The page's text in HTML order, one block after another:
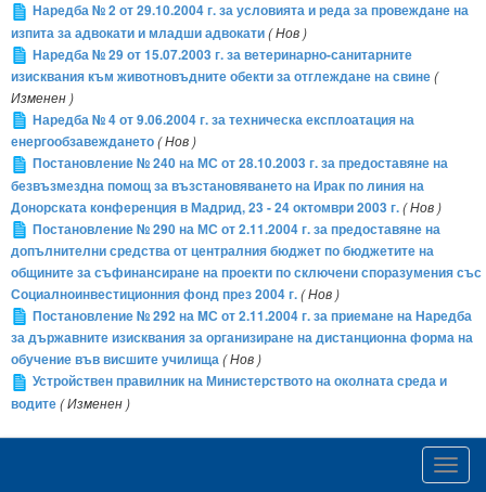
Наредба № 2 от 29.10.2004 г. за условията и реда за провеждане на
изпита за адвокати и младши адвокати( Нов )
Наредба № 29 от 15.07.2003 г. за ветеринарно-санитарните
изисквания към животновъдните обекти за отглеждане на свине(
Изменен )
Наредба № 4 от 9.06.2004 г. за техническа експлоатация на
енергообзавеждането( Нов )
Постановление № 240 на МС от 28.10.2003 г. за предоставяне на
безвъзмездна помощ за възстановяването на Ирак по линия на
Донорската конференция в Мадрид, 23 - 24 октомври 2003 г.( Нов )
Постановление № 290 на МС от 2.11.2004 г. за предоставяне на
допълнителни средства от централния бюджет по бюджетите на
общините за съфинансиране на проекти по сключени споразумения със
Социалноинвестиционния фонд през 2004 г.( Нов )
Постановление № 292 на MС от 2.11.2004 г. за приемане на Наредба
за държавните изисквания за организиране на дистанционна форма на
обучение във висшите училища( Нов )
Устройствен правилник на Министерството на околната среда и
водите( Изменен )